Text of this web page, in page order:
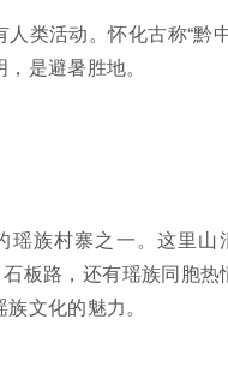
类活动。怀化古称“黔中
是避暑胜地。
瑶族村寨之一。这里山
板路，还有瑶族同胞热
文化的魅力。